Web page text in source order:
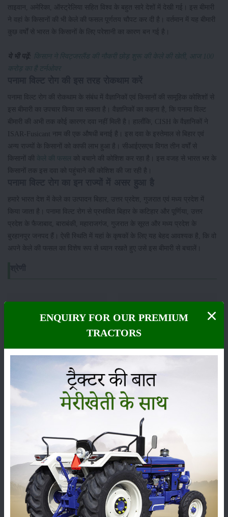
ताइवान, अमेरिका, ऑस्ट्रेलिया सहित विश्व के बहुत सारे देशों में देखी गई। इस बीमारी
ने वहां के किसानों की भी केले की फसल पूर्णतय चौपट कर दी है। वर्तमान में यह बीमारी
कुछ वर्षों से भारत के किसानों के लिए परेशानी का कारण बन गई है।
ये भी पढ़ें: किसान ने स्विट्जरलैंड की नौकरी छोड़ शुरू की केले की खेती, आज 100
करोड़ का है टर्नओवर
पनामा विल्ट रोग की रोकथाम के संबंध में वैज्ञानिकों एवं किसानों की सामूहिक कोशिशों से
इस बीमारी का उपचार किया जा सकता है। वैज्ञानिकों का कहना है, कि पनामा विल्ट
बीमारी की अभी तक कोई कारगर दवा नहीं मिली है। हालाँकि, CISH के वैज्ञानिकों ने
ISAR-Fusicant नाम की एक औषधी बनाई है। इस दवा के इस्तेमाल से बिहार एवं
अन्य राज्यों के किसानों को काफी लाभ हुआ है। सीआईएसएच विगत तीन वर्षों से
किसानों की
केले की फसल को बचाने की कोशिश कर रहा है। इस वजह से भारत भर के
किसानों तक इस दवा को पहुंचाने की कोशिश की जा रही है।
हमारे भारत देश में केले का उत्पादन बिहार, उत्तर प्रदेश, गुजरात एवं मध्य प्रदेश में
किया जाता है। पनामा विल्ट रोग से प्रभावित बिहार के कटिहार और पूर्णिया, उत्तर
प्रदेश के फैजाबाद, बाराबंकी, महाराजगंज, गुजरात के सूरत और मध्य प्रदेश के
बुरहानपुर जनपद हैं। ऐसी स्थिति में यहां के कृषकों के लिए यह बेहद आवश्यक है, कि वो
अपने केले की फसल का विशेष रूप से ध्यान रखते हुए उसे इस बीमारी से बचालें।
कीटनाशक
कृषि यंत्र
सम्पादकीय अन्य
ENQUIRY FOR OUR PREMIUM
TRACTORS